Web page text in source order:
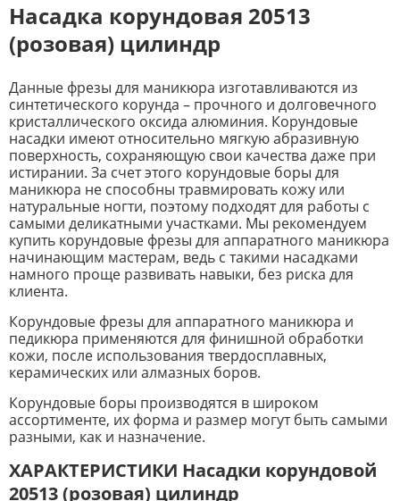
Насадка корундовая 20513
(розовая) цилиндр
Данные фрезы для маникюра изготавливаются из
синтетического корунда – прочного и долговечного
кристаллического оксида алюминия. Корундовые
насадки имеют относительно мягкую абразивную
поверхность, сохраняющую свои качества даже при
истирании. За счет этого корундовые боры для
маникюра не способны травмировать кожу или
натуральные ногти, поэтому подходят для работы с
самыми деликатными участками. Мы рекомендуем
купить корундовые фрезы для аппаратного маникюра
начинающим мастерам, ведь с такими насадками
намного проще развивать навыки, без риска для
клиента.
Корундовые фрезы для аппаратного маникюра и
педикюра применяются для финишной обработки
кожи, после использования твердосплавных,
керамических или алмазных боров.
Корундовые боры производятся в широком
ассортименте, их форма и размер могут быть самыми
разными, как и назначение.
ХАРАКТЕРИСТИКИ Насадки корундовой
20513 (розовая) цилиндр